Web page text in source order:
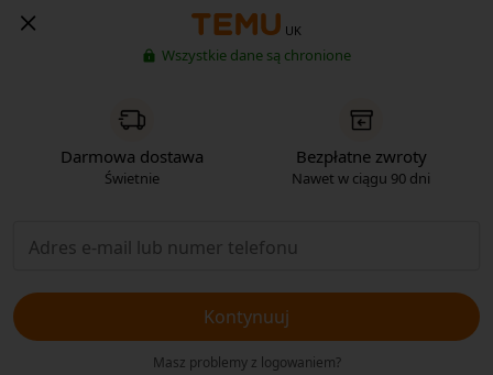
UK
Wszystkie dane są chronione
Darmowa dostawa
Świetnie
Bezpłatne zwroty
Nawet w ciągu 90 dni
Kontynuuj
Masz problemy z logowaniem?